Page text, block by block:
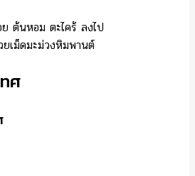
ต้นหอม ตะไคร้ ลงไป
เม็ดมะม่วงหิมพานต์
ศ